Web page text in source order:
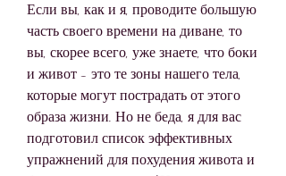
Если вы, как и я, проводите большую
часть своего времени на диване, то
вы, скорее всего, уже знаете, что боки
и живот - это те зоны нашего тела,
которые могут пострадать от этого
образа жизни. Но не беда, я для вас
подготовил список эффективных
упражнений для похудения живота и